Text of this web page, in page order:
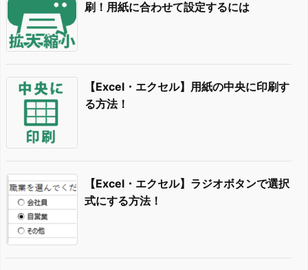
刷！用紙に合わせて設定するには
【Excel・エクセル】用紙の中央に印刷す
る方法！
【Excel・エクセル】ラジオボタンで選択
式にする方法！